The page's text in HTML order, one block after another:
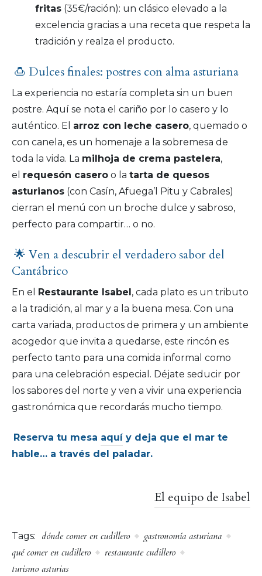
fritas (35€/ración): un clásico elevado a la
excelencia gracias a una receta que respeta la
tradición y realza el producto.
🍮 Dulces finales: postres con alma asturiana
La experiencia no estaría completa sin un buen
postre. Aquí se nota el cariño por lo casero y lo
auténtico. El arroz con leche casero, quemado o
con canela, es un homenaje a la sobremesa de
toda la vida. La milhoja de crema pastelera,
el requesón casero o la tarta de quesos
asturianos (con Casín, Afuega’l Pitu y Cabrales)
cierran el menú con un broche dulce y sabroso,
perfecto para compartir… o no.
🌟 Ven a descubrir el verdadero sabor del
Cantábrico
En el Restaurante Isabel, cada plato es un tributo
a la tradición, al mar y a la buena mesa. Con una
carta variada, productos de primera y un ambiente
acogedor que invita a quedarse, este rincón es
perfecto tanto para una comida informal como
para una celebración especial. Déjate seducir por
los sabores del norte y ven a vivir una experiencia
gastronómica que recordarás mucho tiempo.
Reserva tu mesa aquíy deja que el mar te
hable… a través del paladar.
El equipo de Isabel
Tags: dónde comer en cudillero
gastronomía asturiana
qué comer en cudillero
restaurante cudillero
turismo asturias